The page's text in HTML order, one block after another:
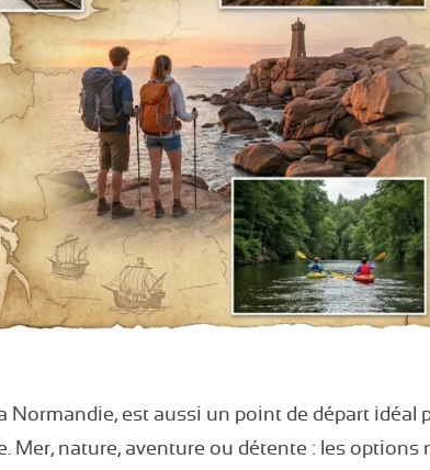
Normandie, est aussi un point de départ idéal
Mer, nature, aventure ou détente : les options